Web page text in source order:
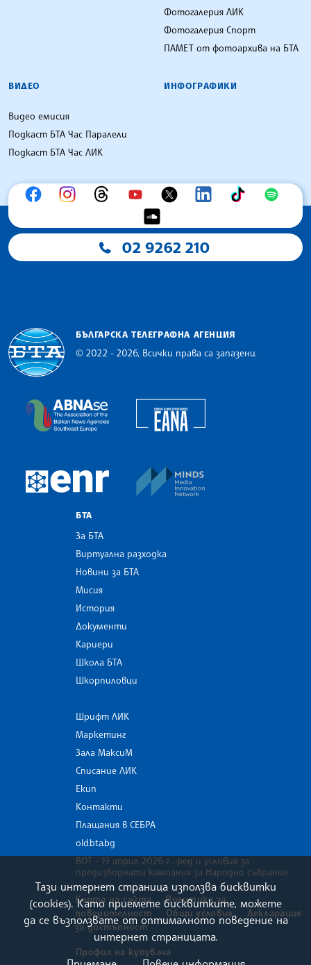
Фотогалерия ЛИК
Фотогалерия Спорт
ПАМЕТ от фотоархива на БТА
ВИДЕО
Видео емисия
Подкаст БТА Час Паралели
Подкаст БТА Час ЛИК
ИНФОГРАФИКИ
02 9262 210
БЪЛГАРСКА ТЕЛЕГРАФНА АГЕНЦИЯ
© 2022 - 2026, Всички права са запазени.
The Assocoation of the Balkan News Agencies
European Newsroom
БТА
За БТА
Виртуална разходка
Новини за БТА
Мисия
История
Документи
Кариери
Школа БТА
Шкорпиловци
Шрифт ЛИК
Маркетинг
Зала МаксиМ
Списание ЛИК
Екип
Контакти
Плащания в СЕБРА
old.bta.bg
ВОТ - 19 април 2026 г . ред и условия за
предизборната кампания за Народно събрание
Карта на сайта
Политика за
поверителност
Общи условия
Декларация
за достъпност
Профил на купувача
Тази интернет страница използва бисквитки
(cookies). Като приемете бисквитките, можете
да се възползвате от оптималното поведение на
интернет страницата.